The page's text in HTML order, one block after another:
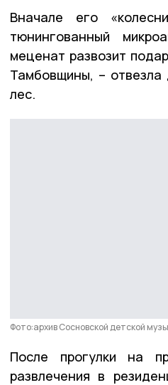
Вначале его
тюнингованный
меценат развозит
Тамбовщины, – отвезла
лес.
Фото:архив Сосновской детской
После прогулки на
развлечения в